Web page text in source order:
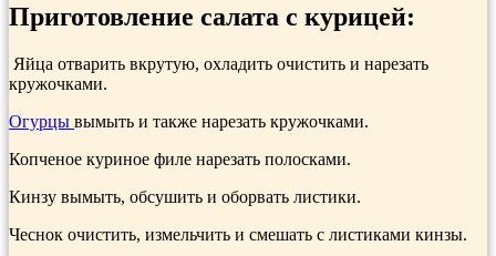
Приготовление салата с курицей:
Яйца отварить вкрутую, охладить очистить и нарезать
кружочками.
Огурцы вымыть и также нарезать кружочками.
Копченое куриное филе нарезать полосками.
Кинзу вымыть, обсушить и оборвать ли­стики.
Чеснок очистить, измельчить и смешать с листиками кинзы.